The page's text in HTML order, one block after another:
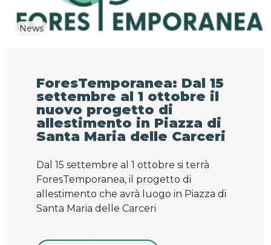
News
ForesTemporanea: Dal 15
settembre al 1 ottobre il
nuovo progetto di
allestimento in Piazza di
Santa Maria delle Carceri
Dal 15 settembre al 1 ottobre si terrà
ForesTemporanea, il progetto di
allestimento che avrà luogo in Piazza di
Santa Maria delle Carceri